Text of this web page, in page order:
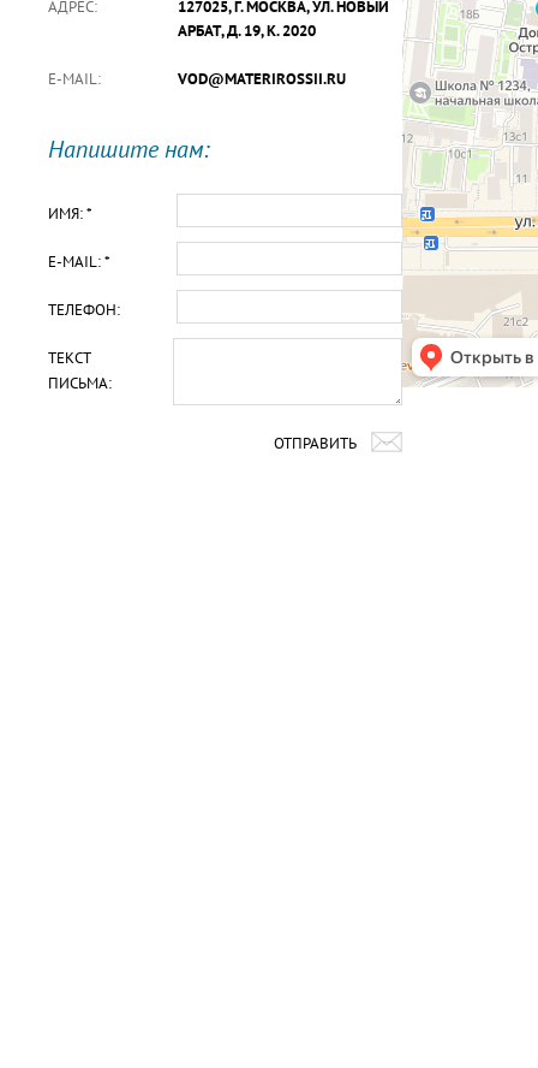
АДРЕС:
127025, Г. МОСКВА, УЛ. НОВЫЙ
АРБАТ, Д. 19, К. 2020
E-MAIL: VOD@MATERIROSSII.RU
Напишите нам:
ИМЯ: *
E-MAIL: *
ТЕЛЕФОН:
ТЕКСТ
ПИСЬМА:
ОТПРАВИТЬ